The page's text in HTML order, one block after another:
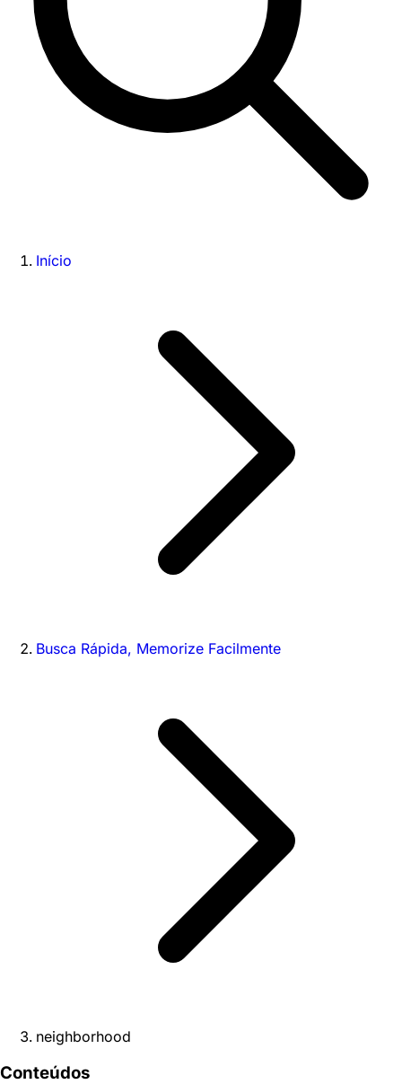
Início
Busca Rápida, Memorize Facilmente
neighborhood
Conteúdos